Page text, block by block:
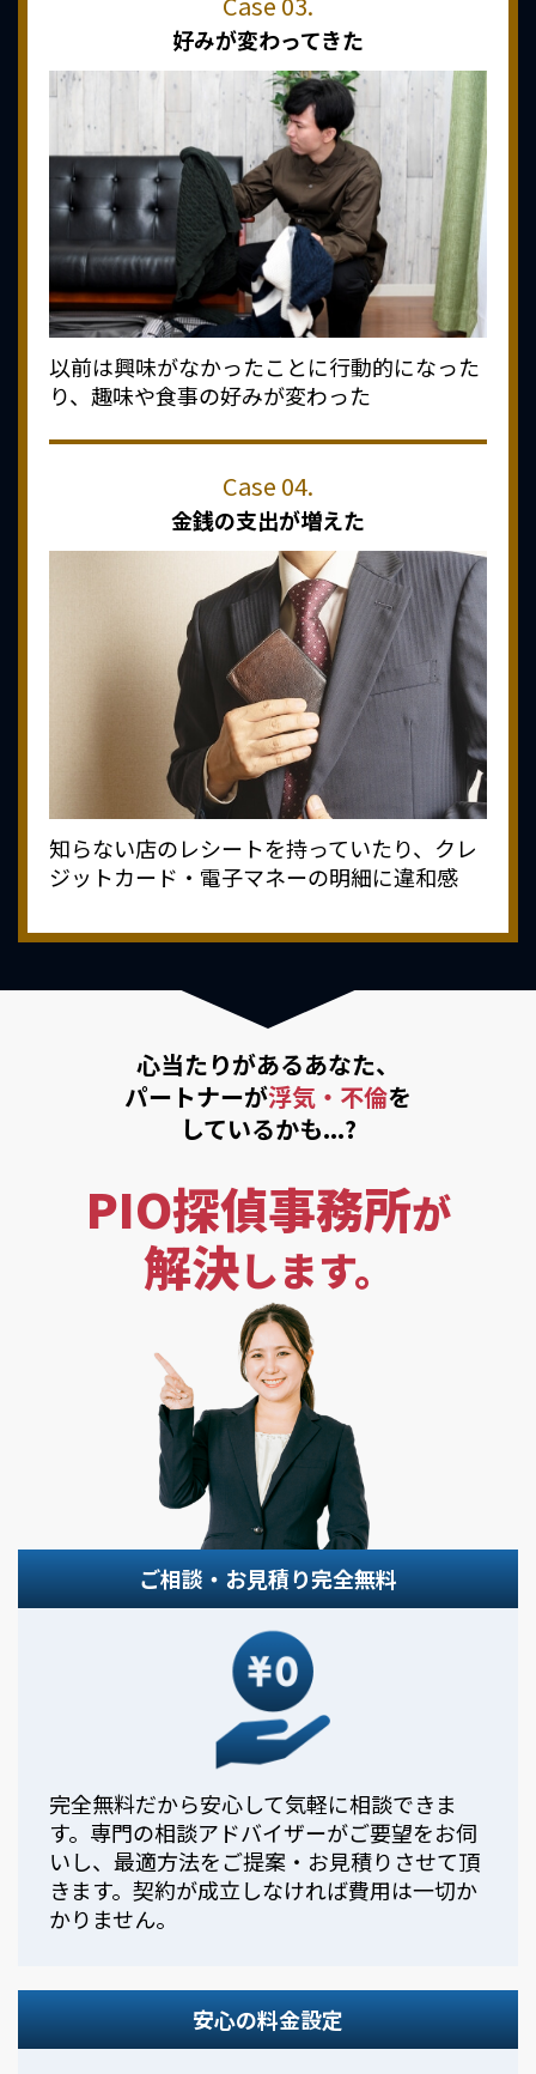
好みが変わってきた
以前は興味がなかったことに行動的になった
り、趣味や食事の好みが変わった
金銭の支出が増えた
知らない店のレシートを持っていたり、クレ
ジットカード・電子マネーの明細に違和感
心当たりがあるあなた、
パートナーが浮気・不倫を
しているかも...?
PIO探偵事務所が
解決します。
ご相談・お見積り完全無料
完全無料だから安心して気軽に相談できま
す。専門の相談アドバイザーがご要望をお伺
いし、最適方法をご提案・お見積りさせて頂
きます。契約が成立しなければ費用は一切か
かりません。
安心の料金設定